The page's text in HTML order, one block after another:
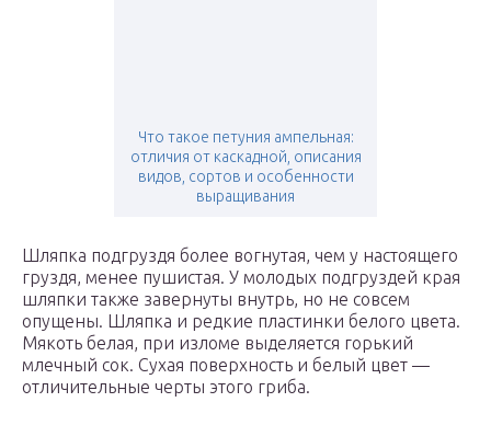
Что такое петуния ампельная:
отличия от каскадной, описания
видов, сортов и особенности
выращивания
Шляпка подгруздя более вогнутая, чем у настоящего
груздя, менее пушистая. У молодых подгруздей края
шляпки также завернуты внутрь, но не совсем
опущены. Шляпка и редкие пластинки белого цвета.
Мякоть белая, при изломе выделяется горький
млечный сок. Сухая поверхность и белый цвет —
отличительные черты этого гриба.